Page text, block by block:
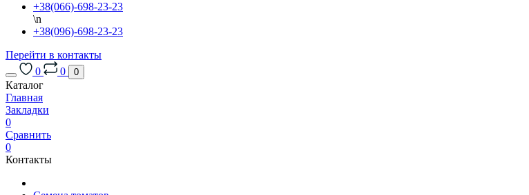
+38(066)-698-23-23
\n
+38(096)-698-23-23
Перейти в контакты
0
0 0
Каталог
Главная
Закладки
0
Сравнить
0
Контакты